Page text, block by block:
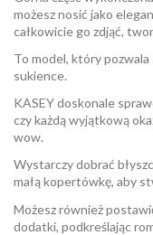
możesz nosić jako
całkowicie go zdjąć,
To model, który
sukience.
KASEY doskonale
czy każdą wyjątkową
wow.
Wystarczy dobrać
małą kopertówkę, aby
Możesz również
dodatki, podkreślając